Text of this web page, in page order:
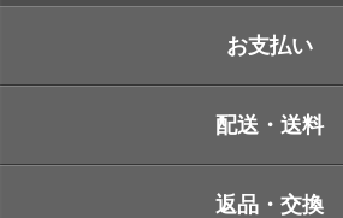
お支払い
配送・送料
返品・交換